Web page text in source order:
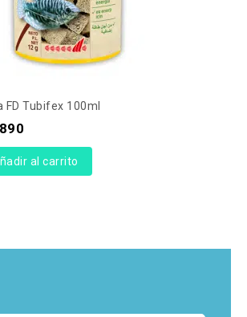
FD Tubifex 100ml
al carrito